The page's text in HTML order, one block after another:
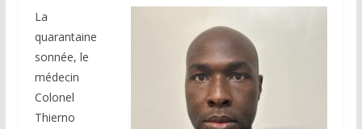
La
quarantaine
sonnée, le
médecin
Colonel
Thierno